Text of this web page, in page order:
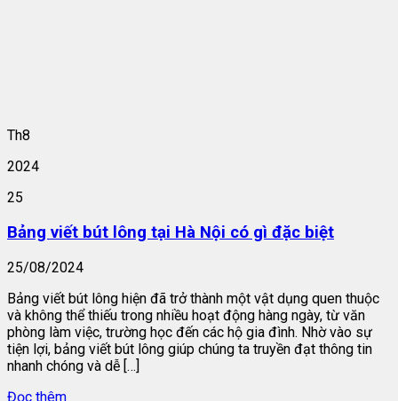
Th8
2024
25
Bảng viết bút lông tại Hà Nội có gì đặc biệt
25/08/2024
Bảng viết bút lông hiện đã trở thành một vật dụng quen thuộc
và không thể thiếu trong nhiều hoạt động hàng ngày, từ văn
phòng làm việc, trường học đến các hộ gia đình. Nhờ vào sự
tiện lợi, bảng viết bút lông giúp chúng ta truyền đạt thông tin
nhanh chóng và dễ […]
Đọc thêm